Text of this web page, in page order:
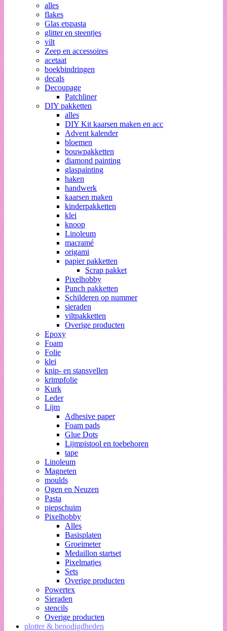
alles
flakes
Glas etspasta
glitter en steentjes
vilt
Zeep en accessoires
acetaat
boekbindringen
decals
Decoupage
Patchliner
DIY pakketten
alles
DIY Kit kaarsen maken en acc
Advent kalender
bloemen
bouwpakketten
diamond painting
glaspainting
haken
handwerk
kaarsen maken
kinderpakketten
klei
knoop
Linoleum
macramé
origami
papier pakketten
Scrap pakket
Pixelhobby
Punch pakketten
Schilderen op nummer
sieraden
viltpakketten
Overige producten
Epoxy
Foam
Folie
klei
knip- en stansvellen
krimpfolie
Kurk
Leder
Lijm
Adhesive paper
Foam pads
Glue Dots
Lijmpistool en toebehoren
tape
Linoleum
Magneten
moulds
Ogen en Neuzen
Pasta
piepschuim
Pixelhobby
Alles
Basisplaten
Groeimeter
Medaillon startset
Pixelmatjes
Sets
Overige producten
Powertex
Sieraden
stencils
Overige producten
plotter & benodigdheden